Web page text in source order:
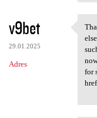
v9bet
29.01.2025
Adres
for